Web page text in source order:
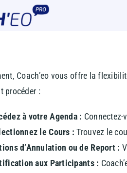
Coach’eo vous offre la
procéder :
à votre Agenda : Connectez-
le Cours : Trouvez le
d’Annulation ou de Report :
aux Participants :